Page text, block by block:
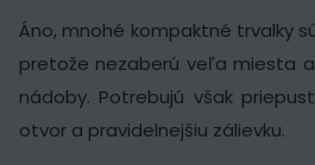
Áno, mnohé kompaktné trvalky
pretože nezaberú veľa miesta
nádoby. Potrebujú však
otvor a pravidelnejšiu zálievku.